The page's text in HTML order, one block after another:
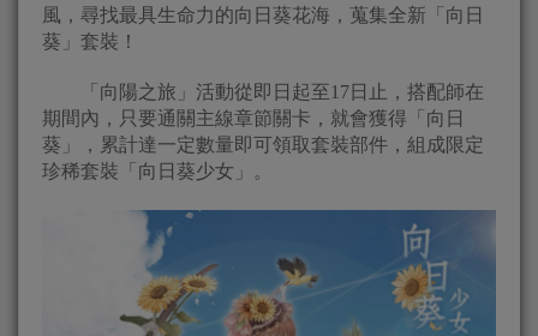
風，尋找最具生命力的向日葵花海，蒐集全新「向日
葵」套裝！
「向陽之旅」活動從即日起至17日止，搭配師在
期間內，只要通關主線章節關卡，就會獲得「向日
葵」，累計達一定數量即可領取套裝部件，組成限定
珍稀套裝「向日葵少女」。